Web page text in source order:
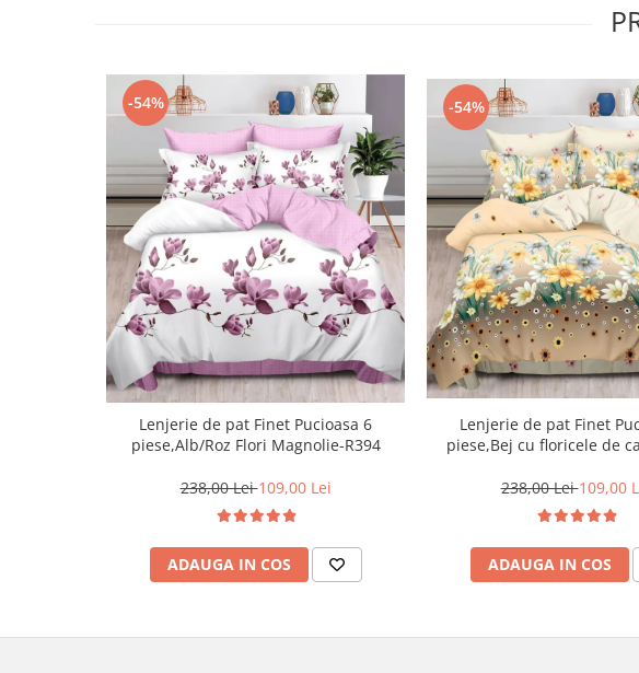
-54%
Lenjerie de pat Finet Pucioasa 6
piese,Alb/Roz Flori Magnolie-R394
238,00 Lei109,00 Lei
ADAUGA IN COS
-54%
Lenjerie de pat Finet
piese,Bej cu floricele de
238,00 Lei109,00
ADAUGA IN COS